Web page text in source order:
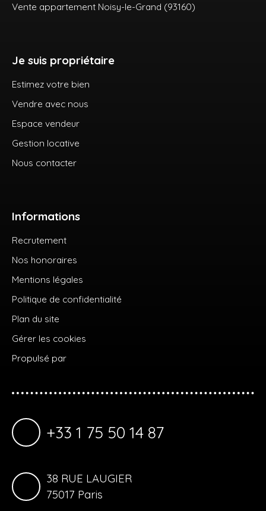
Vente appartement Noisy-le-Grand (93160)
Je suis propriétaire
Estimez votre bien
Vendre avec nous
Espace vendeur
Gestion locative
Nous contacter
Informations
Recrutement
Nos honoraires
Mentions légales
Politique de confidentialité
Plan du site
Gérer les cookies
Propulsé par
+33 1 75 50 14 87
38 RUE LAUGIER
75017 Paris